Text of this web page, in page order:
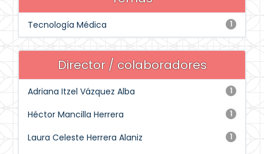
1
Tecnología Médica
Director / colaboradores
1
Adriana Itzel Vázquez Alba
1
Héctor Mancilla Herrera
1
Laura Celeste Herrera Alaniz